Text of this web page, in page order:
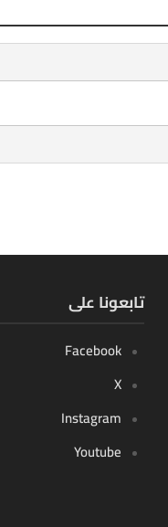
تابعونا على
Facebook
X
Instagram
Youtube